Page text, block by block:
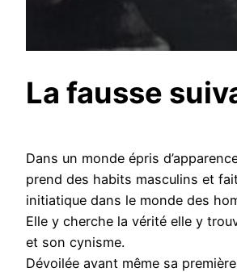
La fausse
Dans un monde épris
prend des habits masculins et
initiatique dans le monde des
Elle y cherche la vérité elle y
et son cynisme.
Dévoilée avant même sa